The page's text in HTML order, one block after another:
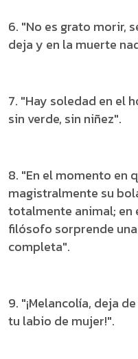
6. "No es grato morir,
deja y en la muerte
7. "Hay soledad en el
sin verde, sin niñez".
8. "En el momento en
magistralmente su
totalmente animal; en
filósofo sorprende
completa".
9. "¡Melancolía, deja
tu labio de mujer!".